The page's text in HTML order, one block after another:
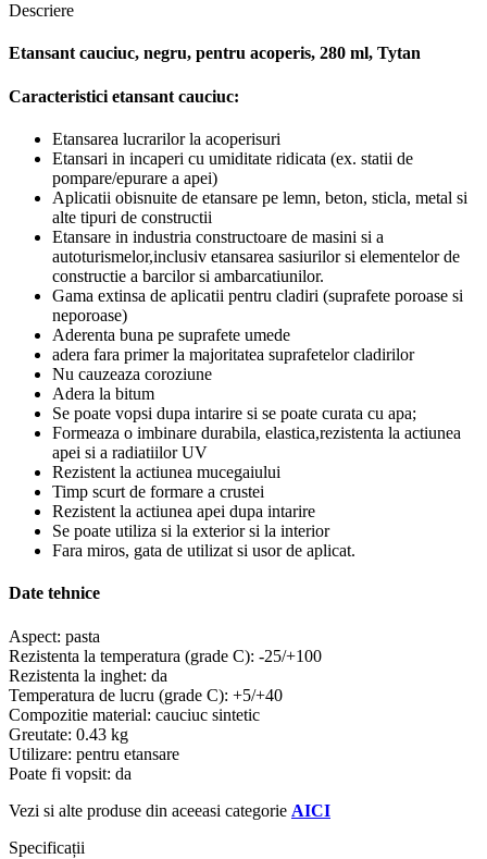
Descriere
Etansant cauciuc, negru, pentru acoperis, 280 ml, Tytan
Caracteristici etansant cauciuc:
Etansarea lucrarilor la acoperisuri
Etansari in incaperi cu umiditate ridicata (ex. statii de
pompare/epurare a apei)
Aplicatii obisnuite de etansare pe lemn, beton, sticla, metal si
alte tipuri de constructii
Etansare in industria constructoare de masini si a
autoturismelor,inclusiv etansarea sasiurilor si elementelor de
constructie a barcilor si ambarcatiunilor.
Gama extinsa de aplicatii pentru cladiri (suprafete poroase si
neporoase)
Aderenta buna pe suprafete umede
adera fara primer la majoritatea suprafetelor cladirilor
Nu cauzeaza coroziune
Adera la bitum
Se poate vopsi dupa intarire si se poate curata cu apa;
Formeaza o imbinare durabila, elastica,rezistenta la actiunea
apei si a radiatiilor UV
Rezistent la actiunea mucegaiului
Timp scurt de formare a crustei
Rezistent la actiunea apei dupa intarire
Se poate utiliza si la exterior si la interior
Fara miros, gata de utilizat si usor de aplicat.
Date tehnice
Aspect: pasta
Rezistenta la temperatura (grade C): -25/+100
Rezistenta la inghet: da
Temperatura de lucru (grade C): +5/+40
Compozitie material: cauciuc sintetic
Greutate: 0.43 kg
Utilizare: pentru etansare
Poate fi vopsit: da
Vezi si alte produse din aceeasi categorie AICI
Specificații